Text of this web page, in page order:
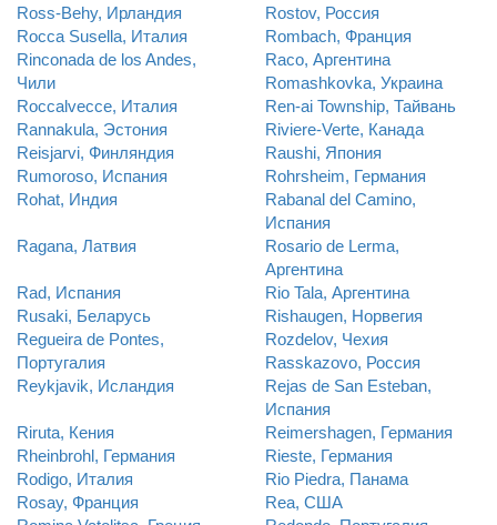
Ross-Behy, Ирландия
Rostov, Россия
Rocca Susella, Италия
Rombach, Франция
Rinconada de los Andes,
Чили
Raco, Аргентина
Romashkovka, Украина
Roccalvecce, Италия
Ren-ai Township, Тайвань
Rannakula, Эстония
Riviere-Verte, Канада
Reisjarvi, Финляндия
Raushi, Япония
Rumoroso, Испания
Rohrsheim, Германия
Rohat, Индия
Rabanal del Camino,
Испания
Ragana, Латвия
Rosario de Lerma,
Аргентина
Rad, Испания
Rio Tala, Аргентина
Rusaki, Беларусь
Rishaugen, Норвегия
Regueira de Pontes,
Португалия
Rozdelov, Чехия
Rasskazovo, Россия
Reykjavik, Исландия
Rejas de San Esteban,
Испания
Riruta, Кения
Reimershagen, Германия
Rheinbrohl, Германия
Rieste, Германия
Rodigo, Италия
Rio Piedra, Панама
Rosay, Франция
Rea, США